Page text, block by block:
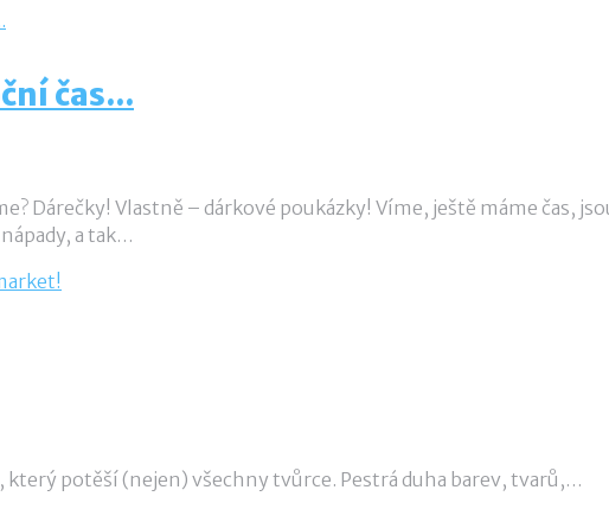
čas...
Dárečky! Vlastně – dárkové poukázky! Víme, ještě máme čas,
a tak…
který potěší (nejen) všechny tvůrce. Pestrá duha barev, tvarů,…